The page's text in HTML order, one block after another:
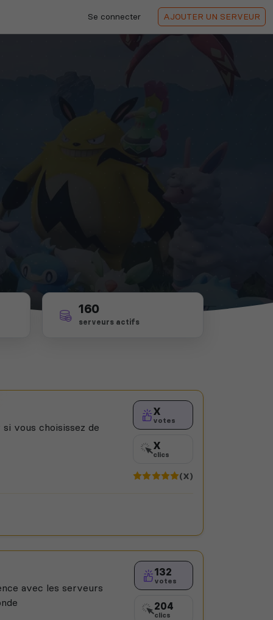
Se connecter AJOUTER UN SERVEUR
160
serveurs actifs
vous choisissez de
X
votes
X
clics
(X)
avec les serveurs
132
votes
204
clics